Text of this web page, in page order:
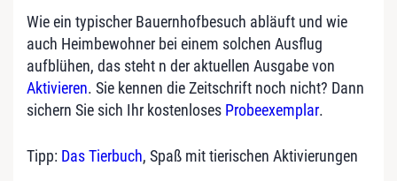
Wie ein typischer Bauernhofbesuch abläuft und wie
auch Heimbewohner bei einem solchen Ausflug
aufblühen, das steht n der aktuellen Ausgabe von
Aktivieren. Sie kennen die Zeitschrift noch nicht? Dann
sichern Sie sich Ihr kostenloses Probeexemplar.
Tipp: Das Tierbuch, Spaß mit tierischen Aktivierungen